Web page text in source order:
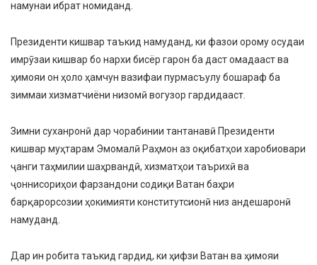
намунаи ибрат номиданд.
Президенти кишвар таъкид намуданд, ки фазои орому осудаи
имрӯзаи кишвар бо нархи бисёр гарон ба даст омадааст ва
ҳимояи он ҳоло ҳамчун вазифаи пурмасъулу бошараф ба
зиммаи хизматчиёни низомӣ вогузор гардидааст.
Зимни суханронӣ дар чорабинии тантанавӣ Президенти
кишвар муҳтарам Эмомалӣ Раҳмон аз оқибатҳои харобиовари
ҷанги таҳмилии шаҳрвандӣ, хизматҳои таърихӣ ва
ҷоннисориҳои фарзандони содиқи Ватан баҳри
барқарорсозии ҳокимияти конститутсионӣ низ андешаронӣ
намуданд.
Дар ин робита таъкид гардид, ки ҳифзи Ватан ва ҳимояи